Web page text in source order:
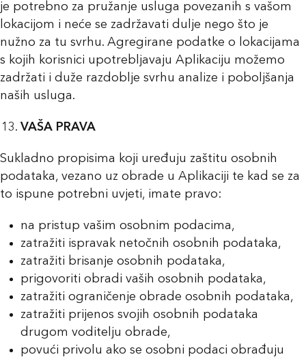
je potrebno za pružanje usluga povezanih s vašom
lokacijom i neće se zadržavati dulje nego što je
nužno za tu svrhu. Agregirane podatke o lokacijama
s kojih korisnici upotrebljavaju Aplikaciju možemo
zadržati i duže razdoblje svrhu analize i poboljšanja
naših usluga.
VAŠA PRAVA
Sukladno propisima koji uređuju zaštitu osobnih
podataka, vezano uz obrade u Aplikaciji te kad se za
to ispune potrebni uvjeti, imate pravo:
na pristup vašim osobnim podacima,
zatražiti ispravak netočnih osobnih podataka,
zatražiti brisanje osobnih podataka,
prigovoriti obradi vaših osobnih podataka,
zatražiti ograničenje obrade osobnih podataka,
zatražiti prijenos svojih osobnih podataka
drugom voditelju obrade,
povući privolu ako se osobni podaci obrađuju